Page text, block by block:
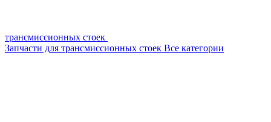
трансмиссионных стоек
Запчасти для трансмиссионных стоек Все категории